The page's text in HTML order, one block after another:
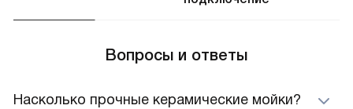
Вопросы и ответы
Насколько прочные керамические мойки?